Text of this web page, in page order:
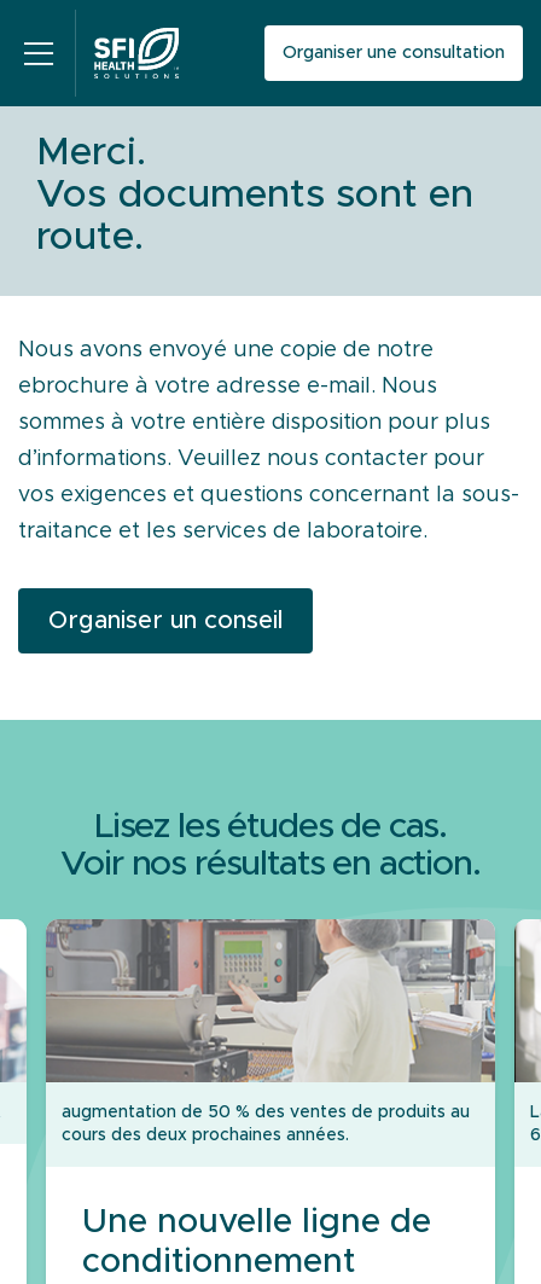
Organiser une consultation
Merci.
Vos documents sont en
route.
Nous avons envoyé une copie de notre
ebrochure à votre adresse e-mail. Nous
sommes à votre entière disposition pour plus
d’informations. Veuillez nous contacter pour
vos exigences et questions concernant la sous-
traitance et les services de laboratoire.
Organiser un conseil
Lisez les études de cas.
Voir nos résultats en action.
augmentation de 50 % des ventes de produits au
cours des deux prochaines années.
Une nouvelle ligne de
conditionnement